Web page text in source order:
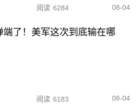
阅读 6284 08-04
了！美军这次到底输在哪
阅读 6183 08-04